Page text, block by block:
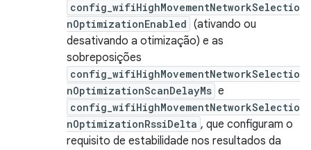
config_wifiHighMovementNetworkSelectio
nOptimizationEnabled (ativando ou
desativando a otimização) e as
sobreposições
config_wifiHighMovementNetworkSelectio
nOptimizationScanDelayMs e
config_wifiHighMovementNetworkSelectio
nOptimizationRssiDelta , que configuram o
requisito de estabilidade nos resultados da